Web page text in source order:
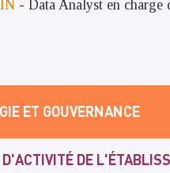
- Data Analyst en charge
ET GOUVERNANCE
DE